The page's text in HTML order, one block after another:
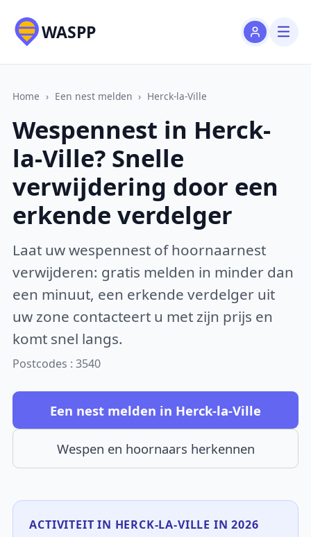
WASPP
Home › Een nest melden › Herck-la-Ville
Wespennest in Herck-
la-Ville? Snelle
verwijdering door een
erkende verdelger
Laat uw wespennest of hoornaarnest
verwijderen: gratis melden in minder dan
een minuut, een erkende verdelger uit
uw zone contacteert u met zijn prijs en
komt snel langs.
Postcodes : 3540
Een nest melden in Herck-la-Ville
Wespen en hoornaars herkennen
ACTIVITEIT IN HERCK-LA-VILLE IN 2026